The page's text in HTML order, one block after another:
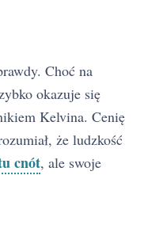
Choć na
okazuje się
Kelvina. Cenię
że ludzkość
cnót, ale swoje